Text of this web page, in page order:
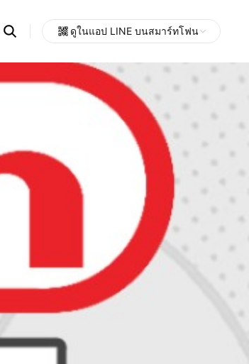
Search
OpenChats
search
ดูในแอป LINE บนสมาร์ทโฟน